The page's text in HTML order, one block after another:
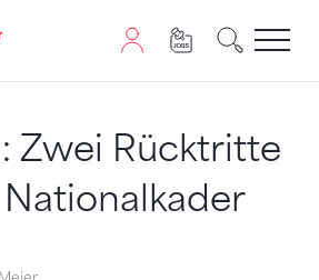
Seite wird JavaScript benötigt.
Zwei Rücktritte